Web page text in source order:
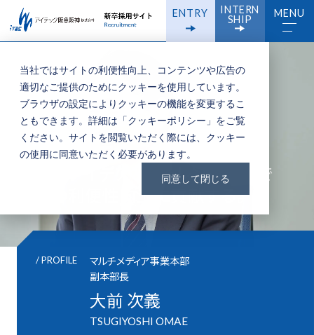
当社ではサイトの利便性向上、コンテンツや広告の
適切なご提供のためにクッキーを使用しています。
ブラウザの設定によりクッキーの機能を変更するこ
ともできます。詳細は「クッキーポリシー 」をご覧
ください。サイトを閲覧いただく際には、クッキー
の使用に同意いただく必要があります。
同意して閉じる
MENU
INTERN
SHIP
ENTRY
Webビジネスの可能性を追求し、
柔軟なアイデアとチャレンジ精神で
社会の利便性向上に貢献する。
/ PROFILE
マルチメディア事業本部
副本部長
大前 次義
TSUGIYOSHI OMAE